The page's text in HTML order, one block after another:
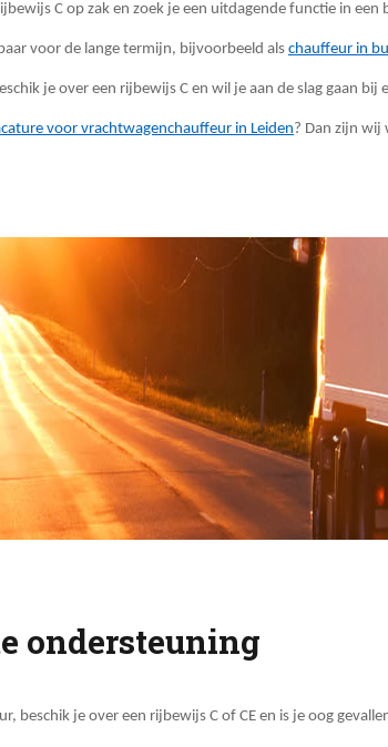
C op zak en zoek je een uitdagende functie in
voor de lange termijn, bijvoorbeeld als chauffeur in
je over een rijbewijs C en wil je aan de slag gaan
voor vrachtwagenchauffeur in Leiden? Dan zijn wij
ondersteuning
beschik je over een rijbewijs C of CE en is je oog